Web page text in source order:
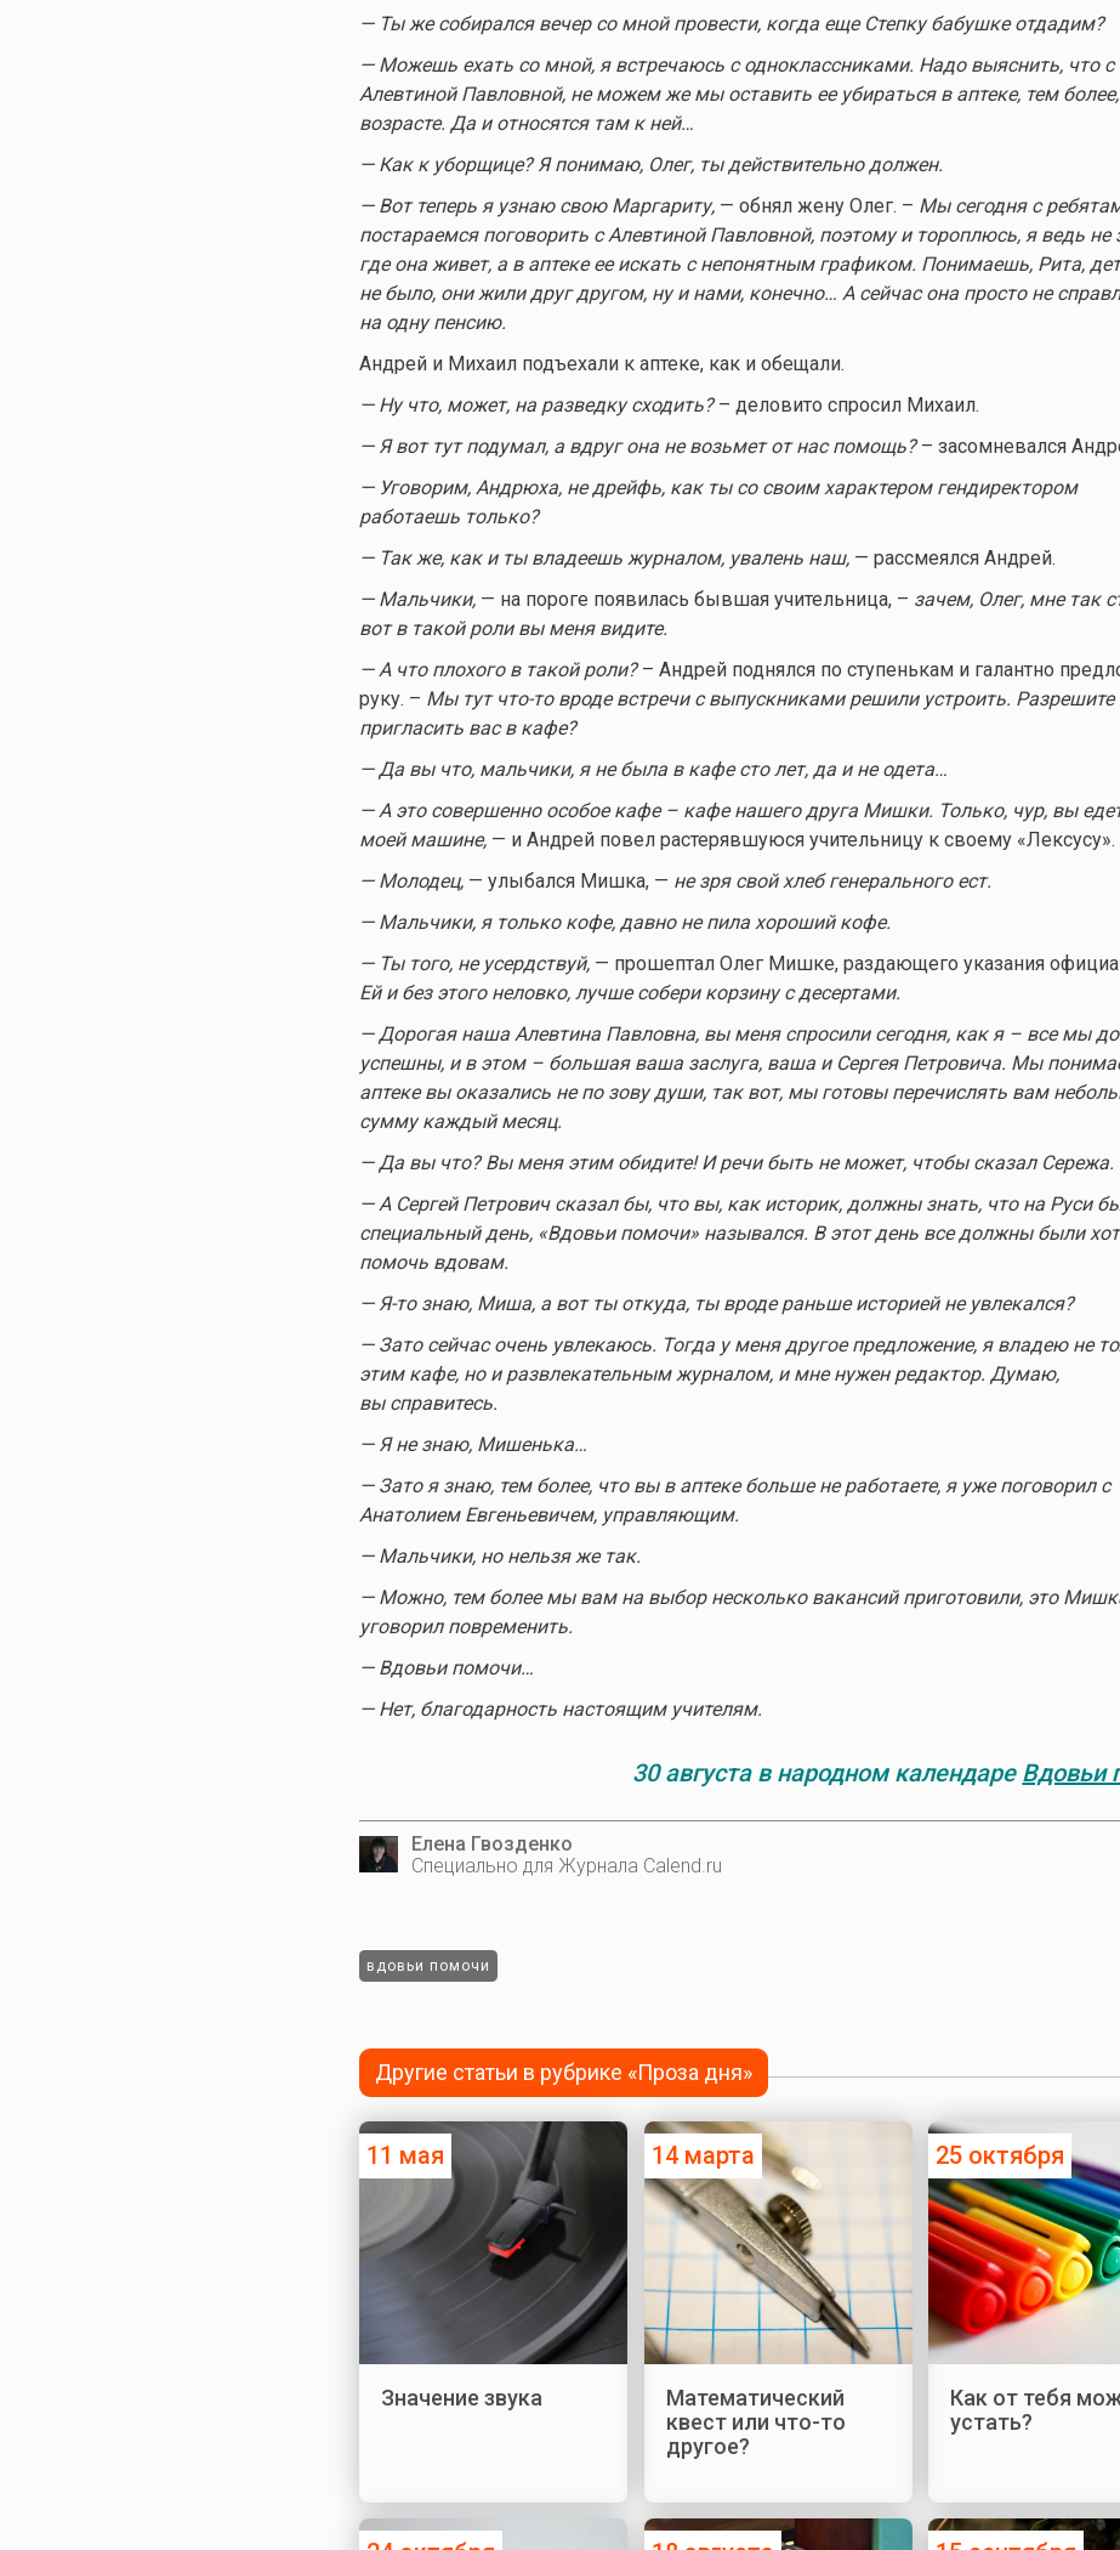
— Ты же собирался вечер со мной провести, когда еще Степку бабушке отдадим?
— Можешь ехать со мной, я встречаюсь с одноклассниками. Надо выяснить, что с
Алевтиной Павловной, не можем же мы оставить ее убираться в аптеке, тем
возрасте. Да и относятся там к ней…
— Как к уборщице? Я понимаю, Олег, ты действительно должен.
— Вот теперь я узнаю свою Маргариту,— обнял жену Олег. – Мы сегодня с
постараемся поговорить с Алевтиной Павловной, поэтому и тороплюсь, я ведь не
где она живет, а в аптеке ее искать с непонятным графиком. Понимаешь, Рита,
не было, они жили друг другом, ну и нами, конечно… А сейчас она просто не
на одну пенсию.
Андрей и Михаил подъехали к аптеке, как и обещали.
— Ну что, может, на разведку сходить?– деловито спросил Михаил.
— Я вот тут подумал, а вдруг она не возьмет от нас помощь?– засомневался
— Уговорим, Андрюха, не дрейфь, как ты со своим характером гендиректором
работаешь только?
— Так же, как и ты владеешь журналом, увалень наш,— рассмеялся Андрей.
— Мальчики,— на пороге появилась бывшая учительница, – зачем, Олег, мне так
вот в такой роли вы меня видите.
— А что плохого в такой роли?– Андрей поднялся по ступенькам и галантно
руку. – Мы тут что-товроде встречи с выпускниками решили устроить. Разрешите
пригласить вас в кафе?
— Да вы что, мальчики, я не была в кафе сто лет, да и не одета…
— А это совершенно особое кафе – кафе нашего друга Мишки. Только, чур, вы
моей машине,— и Андрей повел растерявшуюся учительницу к своему «Лексусу».
— Молодец,— улыбался Мишка, — не зря свой хлеб генерального ест.
— Мальчики, я только кофе, давно не пила хороший кофе.
— Ты того, не усердствуй,— прошептал Олег Мишке, раздающего указания
Ей и без этого неловко, лучше собери корзину с десертами.
— Дорогая наша Алевтина Павловна, вы меня спросили сегодня, как я – все мы
успешны, и в этом – большая ваша заслуга, ваша и Сергея Петровича. Мы
аптеке вы оказались не по зову души, так вот, мы готовы перечислять вам
сумму каждый месяц.
— Да вы что? Вы меня этим обидите! И речи быть не может, чтобы сказал Сережа.
— А Сергей Петрович сказал бы, что вы, как историк, должны знать, что на Руси
специальный день, «Вдовьи помочи» назывался. В этот день все должны были
помочь вдовам.
— Я-тознаю, Миша, а вот ты откуда, ты вроде раньше историей не увлекался?
— Зато сейчас очень увлекаюсь. Тогда у меня другое предложение, я владею не
этим кафе, но и развлекательным журналом, и мне нужен редактор. Думаю,
вы справитесь.
— Я не знаю, Мишенька…
— Зато я знаю, тем более, что вы в аптеке больше не работаете, я уже поговорил с
Анатолием Евгеньевичем, управляющим.
— Мальчики, но нельзя же так.
— Можно, тем более мы вам на выбор несколько вакансий приготовили, это
уговорил повременить.
— Вдовьи помочи…
— Нет, благодарность настоящим учителям.
30 августа в народном календаре Вдовьи
Елена Гвозденко
Специально для Журнала Calend.ru
вдовьи помочи
Другие статьи в рубрике «Проза дня»
11 мая
Значение звука
14 марта
Математический
квест или что-то
другое?
25 октября
Как от тебя
устать?